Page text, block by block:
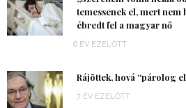
temessenek el, mert nem
ébredt fel a magyar nő
6 ÉV EZELŐTT
Rájöttek, hová “párolog
7 ÉV EZELŐTT